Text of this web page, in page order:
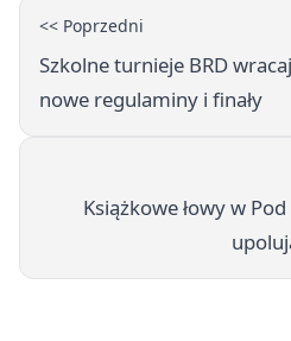
<< Poprzedni
Szkolne turnieje BRD
nowe regulaminy i finały
Książkowe łowy w